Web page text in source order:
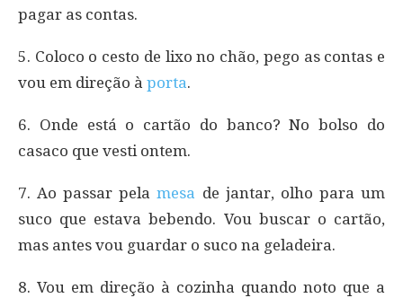
pagar as contas.
5. Coloco o cesto de lixo no chão, pego as contas e
vou em direção à porta.
6. Onde está o cartão do banco? No bolso do
casaco que vesti ontem.
7. Ao passar pelamesa de jantar, olho para um
suco que estava bebendo. Vou buscar o cartão,
mas antes vou guardar o suco na geladeira.
8. Vou em direção à cozinha quando noto que a